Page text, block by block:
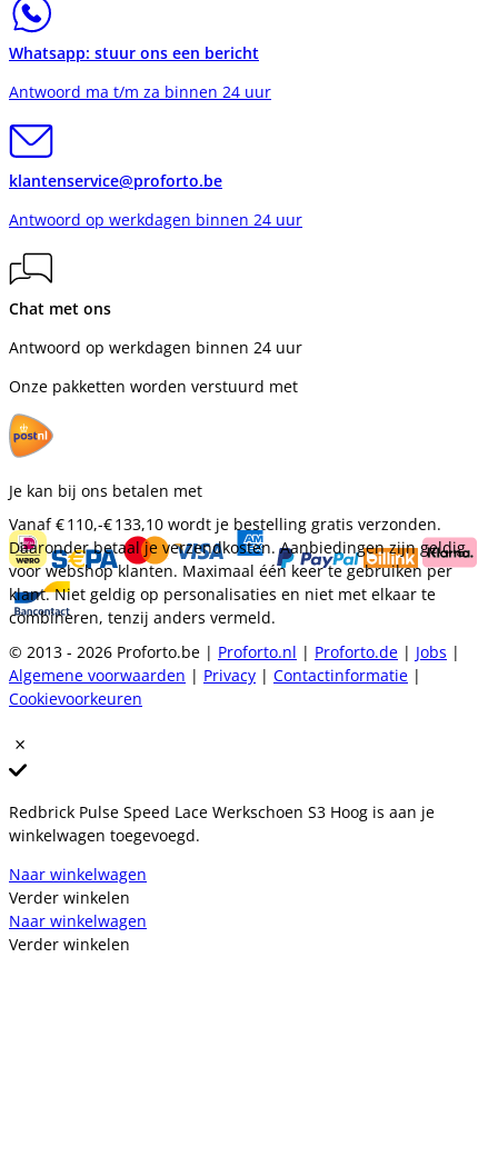
Whatsapp: stuur ons een bericht
Antwoord ma t/m za binnen 24 uur
klantenservice@proforto.be
Antwoord op werkdagen binnen 24 uur
Chat met ons
Antwoord op werkdagen binnen 24 uur
Onze pakketten worden verstuurd met
Je kan bij ons betalen met
Vanaf€ 110,-€ 133,10 wordt je bestelling gratis verzonden.
Daaronder betaal je verzendkosten. Aanbiedingen zijn geldig
voor webshop klanten. Maximaal één keer te gebruiken per
klant. Niet geldig op personalisaties en niet met elkaar te
combineren, tenzij anders vermeld.
© 2013 - 2026 Proforto.be | Proforto.nl | Proforto.de | Jobs |
Algemene voorwaarden | Privacy | Contactinformatie |
Cookievoorkeuren
Redbrick Pulse Speed Lace Werkschoen S3 Hoog is aan je
winkelwagen toegevoegd.
Naar winkelwagen
Verder winkelen
Naar winkelwagen
Verder winkelen